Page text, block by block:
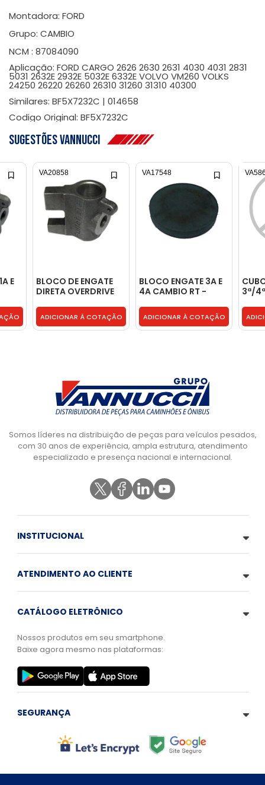
Montadora: FORD
Grupo: CAMBIO
NCM : 87084090
Aplicação: FORD CARGO 2626 2630 2631 4030 4031 2831
5031 2632E 2932E 5032E 6332E VOLVO VM260 VOLKS
24250 26220 26260 26310 31260 31310 40300
Similares: BF5X7232C | 014658
Codigo Original: BF5X7232C
Sugestões Vannucci
E
BLOCO DE ENGATE
DIRETA OVERDRIVE
BG3X7232BA
ADICIONAR À COTAÇÃO
VA20858
BLOCO ENGATE 3A E
4A CAMBIO RT -
ADICIONAR À COTAÇÃO
VA17548
3ª/
Somos líderes na distribuição de peças para veículos pesados,
com 30 anos de experiência, ampla estrutura, atendimento
especializado e presença nacional e internacional.
INSTITUCIONAL
ATENDIMENTO AO CLIENTE
CATÁLOGO ELETRÔNICO
Nossos produtos em seu smartphone.
Baixe agora mesmo nas plataformas:
SEGURANÇA